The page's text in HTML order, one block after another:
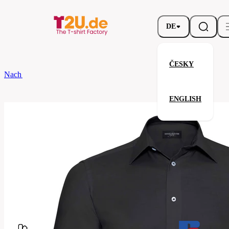
DE
ČESKY
ENGLISH
Nach dem Brand
Men’s Long Sleeve Tailored
Russell
922M-
Black
Verwandte Produkte
Ihre Zufriedenheit ist unsere Priorität.